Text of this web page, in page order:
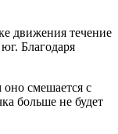
движения течение
Благодаря
смешается с
больше не будет